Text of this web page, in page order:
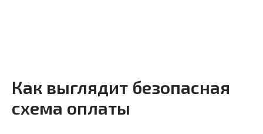
Как выглядит безопасная
схема оплаты